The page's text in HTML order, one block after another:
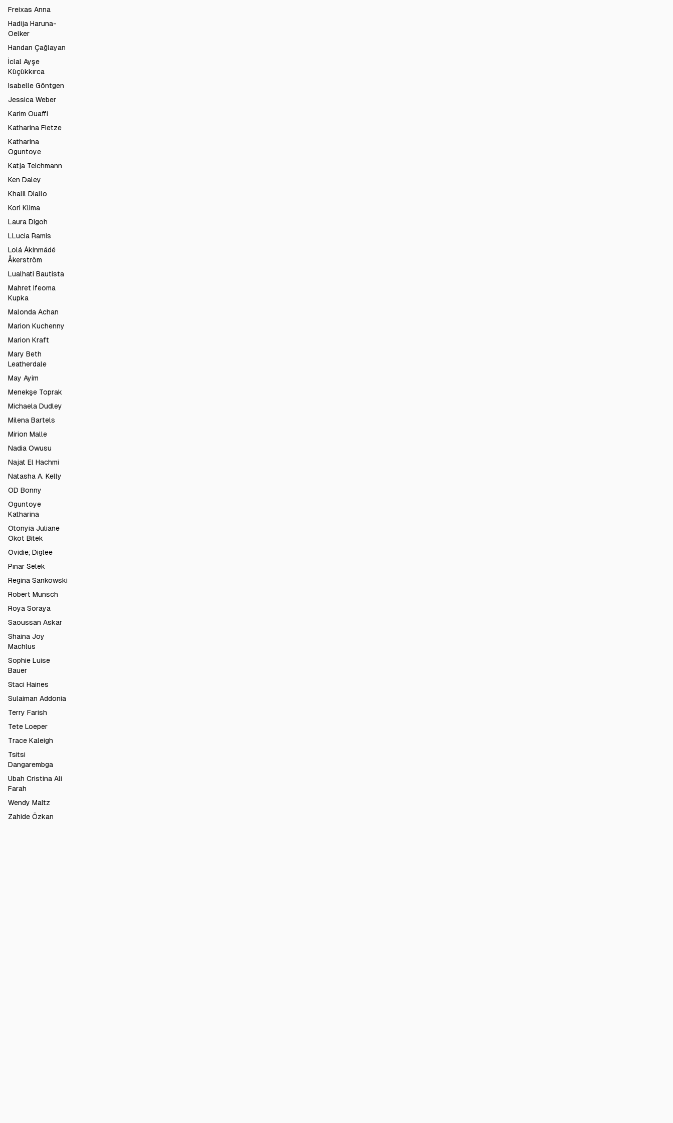
Freixas Anna
Hadija Haruna-
Oelker
Handan Çağlayan
İclal Ayşe
Küçükkırca
Isabelle Göntgen
Jessica Weber
Karim Ouaffi
Katharina Fietze
Katharina
Oguntoye
Katja Teichmann
Ken Daley
Khalil Diallo
Kori Klima
Laura Digoh
LLucia Ramis
Lolá Ákínmádé
Åkerström
Lualhati Bautista
Mahret Ifeoma
Kupka
Malonda Achan
Marion Kuchenny
Marion Kraft
Mary Beth
Leatherdale
May Ayim
Menekşe Toprak
Michaela Dudley
Milena Bartels
Mirion Malle
Nadia Owusu
Najat El Hachmi
Natasha A. Kelly
OD Bonny
Oguntoye
Katharina
Otonyia Juliane
Okot Bitek
Ovidie; Diglee
Pınar Selek
Regina Sankowski
Robert Munsch
Roya Soraya
Saoussan Askar
Shaina Joy
Machlus
Sophie Luise
Bauer
Staci Haines
Sulaiman Addonia
Terry Farish
Tete Loeper
Trace Kaleigh
Tsitsi
Dangarembga
Ubah Cristina Ali
Farah
Wendy Maltz
Zahide Özkan